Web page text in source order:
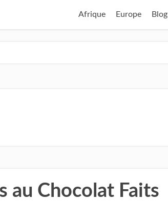
Afrique Europe Blog
au Chocolat Faits